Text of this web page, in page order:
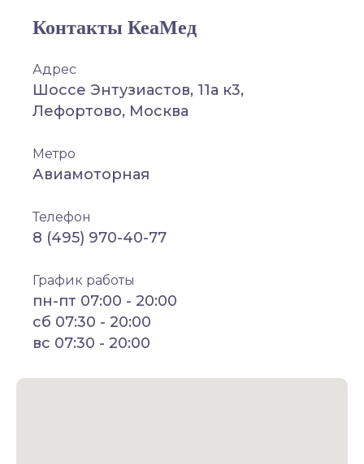
Контакты КеаМед
Адрес
Шоссе Энтузиастов, 11а к3,
Лефортово, Москва
Метро
Авиамоторная
Телефон
8 (495) 970-40-77
График работы
пн-пт 07:00 - 20:00
сб 07:30 - 20:00
вс 07:30 - 20:00